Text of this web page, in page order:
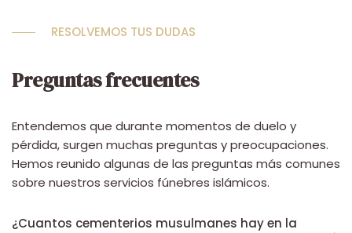
RESOLVEMOS TUS DUDAS
Preguntas frecuentes
Entendemos que durante momentos de duelo y
pérdida, surgen muchas preguntas y preocupaciones.
Hemos reunido algunas de las preguntas más comunes
sobre nuestros servicios fúnebres islámicos.
¿Cuantos cementerios musulmanes hay en la